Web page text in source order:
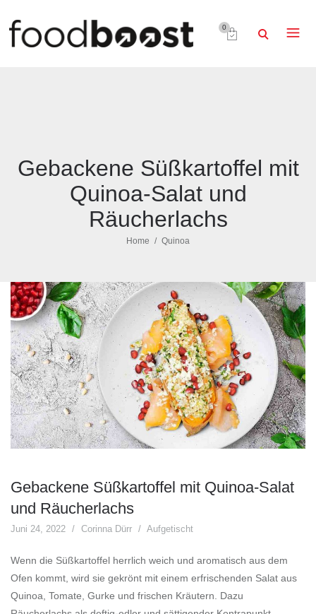
0
Gebackene Süßkartoffel mit
Quinoa-Salat und
Räucherlachs
Home Quinoa
Gebackene Süßkartoffel mit Quinoa-Salat
und Räucherlachs
Juni 24, 2022 Corinna Dürr Aufgetischt
Wenn die Süßkartoffel herrlich weich und aromatisch aus dem
Ofen kommt, wird sie gekrönt mit einem erfrischenden Salat aus
Quinoa, Tomate, Gurke und frischen Kräutern. Dazu